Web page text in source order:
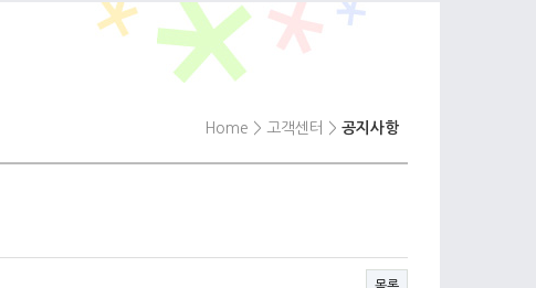
Home > 고객센터 > 공지사항